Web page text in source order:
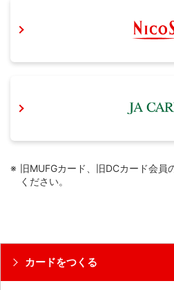
旧MUFGカード、旧DCカード会
ください。
カードをつくる